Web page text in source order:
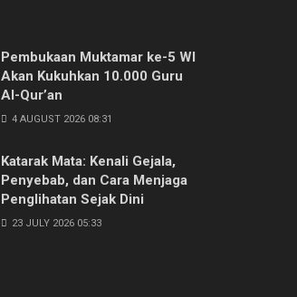
Pembukaan Muktamar ke-5 WI
Akan Kukuhkan 10.000 Guru
Al-Qur’an
4 AUGUST 2026 08:31
Katarak Mata: Kenali Gejala,
Penyebab, dan Cara Menjaga
Penglihatan Sejak Dini
23 JULY 2026 05:33